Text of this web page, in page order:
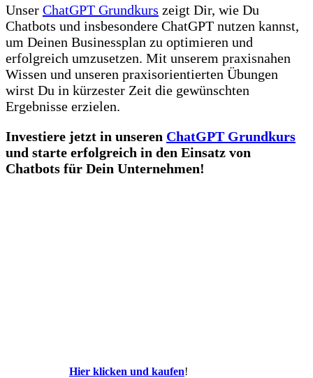
Unser ChatGPT Grundkurs zeigt Dir, wie Du
Chatbots und insbesondere ChatGPT nutzen kannst,
um Deinen Businessplan zu optimieren und
erfolgreich umzusetzen. Mit unserem praxisnahen
Wissen und unseren praxisorientierten Übungen
wirst Du in kürzester Zeit die gewünschten
Ergebnisse erzielen.
Investiere jetzt in unseren ChatGPT Grundkurs
und starte erfolgreich in den Einsatz von
Chatbots für Dein Unternehmen!
Hier klicken und kaufen!